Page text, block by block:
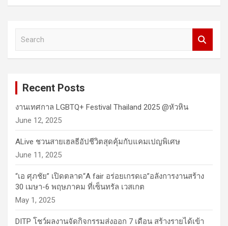
Recent Posts
งานเทศกาล LGBTQ+ Festival Thailand 2025 @หัวหิน
June 12, 2025
ALive ชวนสายเฮลธีอัปชีวิตสุดคุ้มกับแคมเปญพิเศษ
June 11, 2025
“เอ ศุภชัย” เปิดตลาด“A fair อร่อยเกรดเอ”อลังการงานสร้าง
30 เมษา-6 พฤษภาคม ที่เซ็นทรัล เวสเกต
May 1, 2025
DITP โชว์ผลงานจัดกิจกรรมส่งออก 7 เดือน สร้างรายได้เข้า